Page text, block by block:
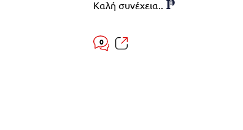
Καλή συνέχεια..
0